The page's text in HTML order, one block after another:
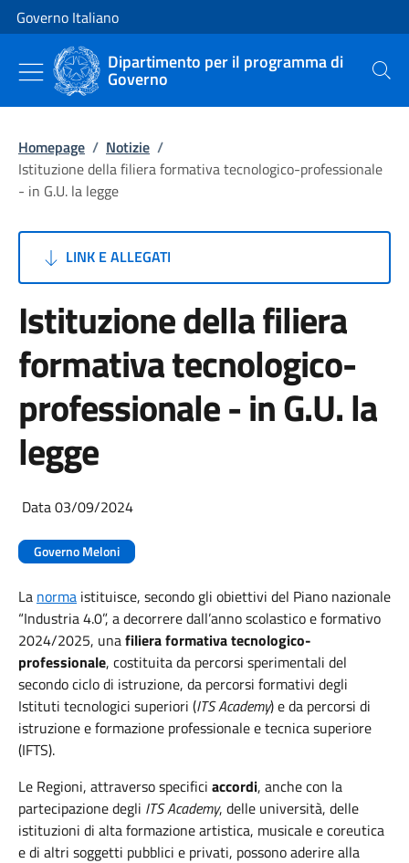
Vai al contenuto
Vai alla navigazione del sito
Governo Italiano
Dipartimento per il programma di
Governo Cerca
Homepage / Notizie /
Istituzione della filiera formativa tecnologico-professionale
- in G.U. la legge
LINK E ALLEGATI
Istituzione della filiera
formativa tecnologico-
professionale - in G.U. la
legge
Data 03/09/2024
Governo Meloni
La norma istituisce, secondo gli obiettivi del Piano nazionale
“Industria 4.0”, a decorrere dall’anno scolastico e formativo
2024/2025, unafiliera formativa tecnologico-
professionale, costituita da percorsi sperimentali del
secondo ciclo di istruzione, da percorsi formativi degli
Istituti tecnologici superiori (ITS Academy) e da percorsi di
istruzione e formazione professionale e tecnica superiore
(IFTS).
Le Regioni, attraverso specifici accordi, anche con la
partecipazione degli ITS Academy, delle università, delle
istituzioni di alta formazione artistica, musicale e coreutica
e di altri soggetti pubblici e privati, possono aderire alla